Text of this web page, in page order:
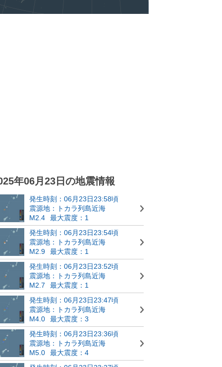
年06月23日の地震情報
発生時刻：06月23日23:58頃
震源地：トカラ列島近海
M2.4
最大震度：1
発生時刻：06月23日23:54頃
震源地：トカラ列島近海
M2.9
最大震度：1
発生時刻：06月23日23:52頃
震源地：トカラ列島近海
M2.7
最大震度：1
発生時刻：06月23日23:47頃
震源地：トカラ列島近海
M4.0
最大震度：3
発生時刻：06月23日23:36頃
震源地：トカラ列島近海
M5.0
最大震度：4